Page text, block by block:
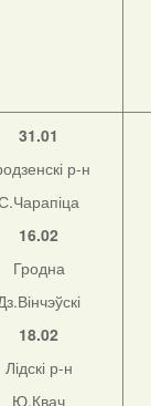
31.01
р-н
16.02
Гродна
18.02
Лідскі р-н
Ю.Квач